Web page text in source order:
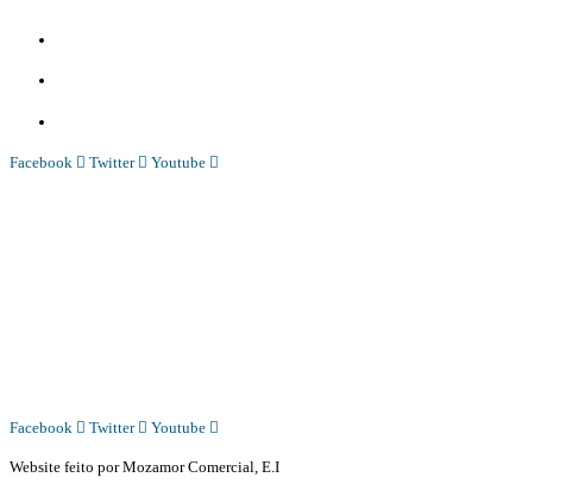
Facebook Twitter Youtube
Facebook Twitter Youtube
Website feito porMozamor Comercial, E.I